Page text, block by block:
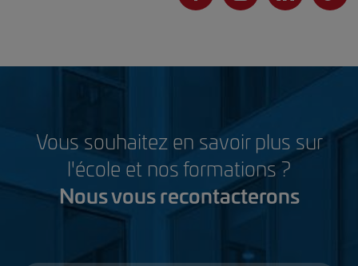
Vous souhaitez en savoir plus sur
l'école et nos formations ?
Nous vous recontacterons